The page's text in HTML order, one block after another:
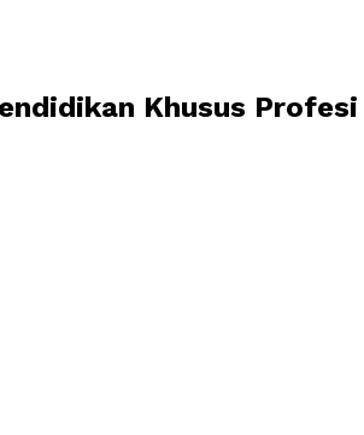
Khusus